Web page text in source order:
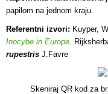
papilom na jednom kraju.
Referentni izvori: Kuyper,
Inocybe in Europe.
rupestris J.Favre
Skeniraj QR kod za